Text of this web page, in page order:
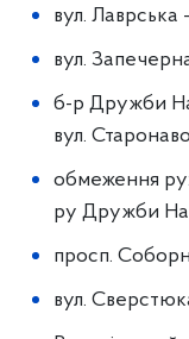
вул. Лаврська
вул.
б-р Дружби
вул.
обмеження
ру Дружби
просп.
вул.